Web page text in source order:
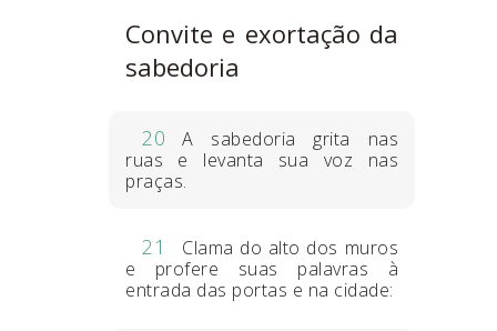
Convite e exortação da
sabedoria
20
A sabedoria grita nas
ruas e levanta sua voz nas
praças.
21
Clama do alto dos muros
e profere suas palavras à
entrada das portas e na cidade: